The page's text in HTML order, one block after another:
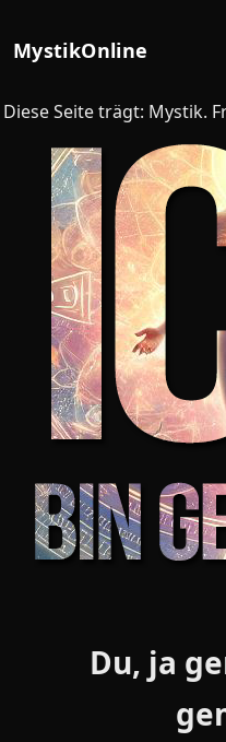
MystikOnline
Diese Seite trägt: Mystik.
Du, ja